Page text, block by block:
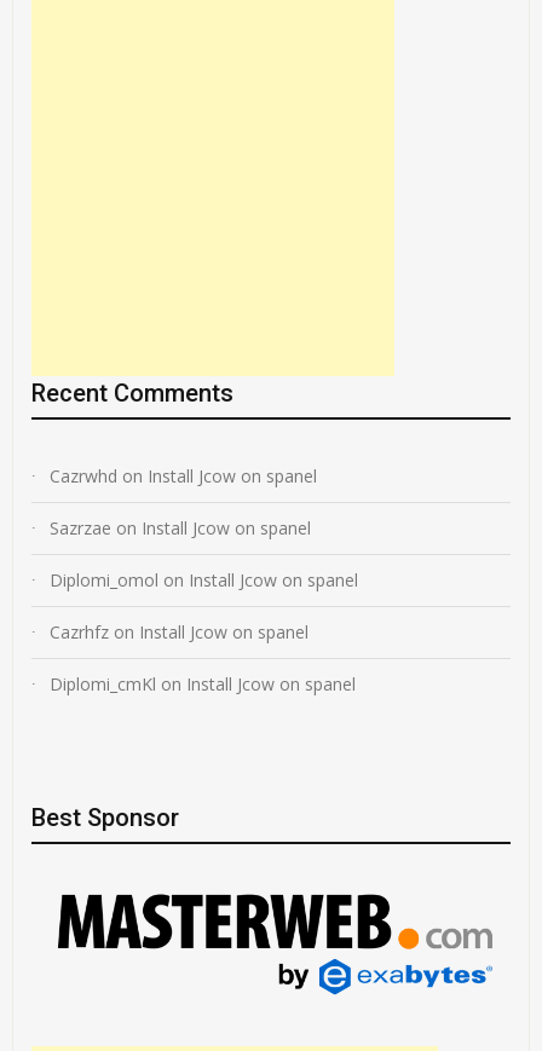
Recent Comments
Cazrwhd on Install Jcow on spanel
Sazrzae on Install Jcow on spanel
Diplomi_omol on Install Jcow on spanel
Cazrhfz on Install Jcow on spanel
Diplomi_cmKl on Install Jcow on spanel
Best Sponsor